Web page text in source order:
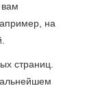
на
страниц.